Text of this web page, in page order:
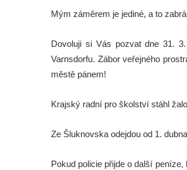
Mým záměrem je jediné, a to
Dovoluji si Vás pozvat dne 31.
Varnsdorfu. Zábor veřejného
městě pánem!
Krajský radní pro školství stáhl
Ze Šluknovska odejdou od 1.
Pokud policie přijde o další